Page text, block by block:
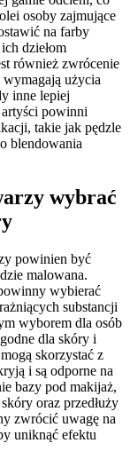
osoby zajmujące
na farby
dziełom
również zwrócenie
użycia
inne lepiej
powinni
takie jak pędzle
blendowania
wybrać
powinien być
malowana.
wybierać
substancji
wyborem dla osób
dla skóry i
skorzystać z
i są odporne na
bazy pod makijaż,
oraz przedłuży
zwrócić uwagę na
uniknąć efektu